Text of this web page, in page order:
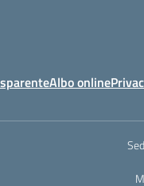
Albo online